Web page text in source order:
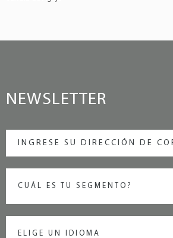
NEWSLETTER
CUÁL ES TU SEGMENTO?
ELIGE UN IDIOMA